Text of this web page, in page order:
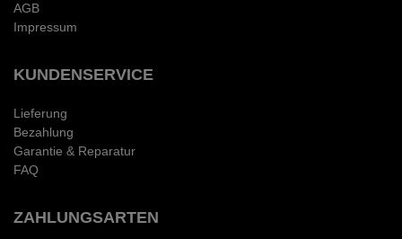
AGB
Impressum
KUNDENSERVICE
Lieferung
Bezahlung
Garantie & Reparatur
FAQ
ZAHLUNGSARTEN